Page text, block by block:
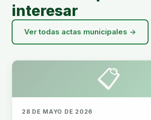
interesar
Ver todas actas municipales →
📋
28 DE MAYO DE 2026